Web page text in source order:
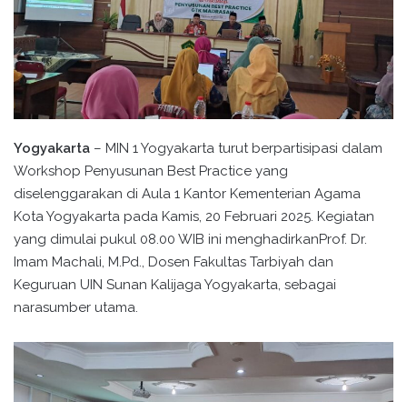
Yogyakarta – MIN 1 Yogyakarta turut berpartisipasi dalam
Workshop Penyusunan Best Practice yang
diselenggarakan di Aula 1 Kantor Kementerian Agama
Kota Yogyakarta pada Kamis, 20 Februari 2025. Kegiatan
yang dimulai pukul 08.00 WIB ini menghadirkanProf. Dr.
Imam Machali, M.Pd., Dosen Fakultas Tarbiyah dan
Keguruan UIN Sunan Kalijaga Yogyakarta, sebagai
narasumber utama.